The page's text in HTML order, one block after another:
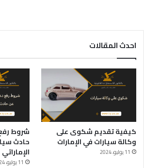
احدث المقالات
كيفية تقديم شكوى على
وكالة سيارات في الإمارات
11 يوليو، 2024
شروط
حادث
الإماراتي
11 يوليو، 2024